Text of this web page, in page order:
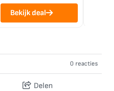
Bekijk deal
0 reacties
Delen